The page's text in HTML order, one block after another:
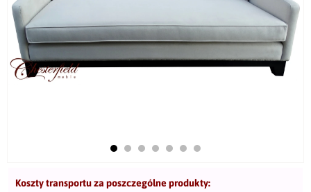
Koszty transportu za poszczególne produkty: